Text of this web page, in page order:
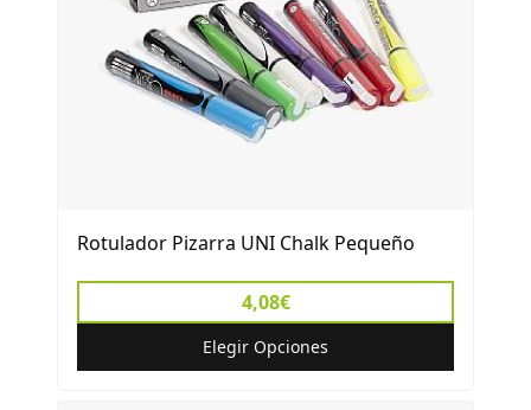
Rotulador Pizarra UNI Chalk Pequeño
4,08€
Elegir Opciones